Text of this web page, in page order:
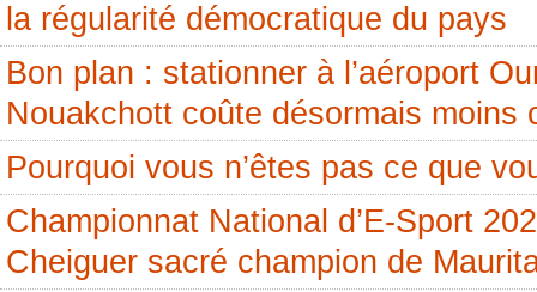
la régularité démocratique du pays
Bon plan : stationner à l’aéroport
Nouakchott coûte désormais moins
Pourquoi vous n’êtes pas ce que
Championnat National d’E-Sport
Cheiguer sacré champion de